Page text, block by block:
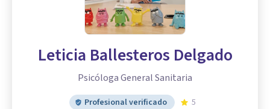
Leticia Ballesteros Delgado
Psicóloga General Sanitaria
Profesional verificado
5